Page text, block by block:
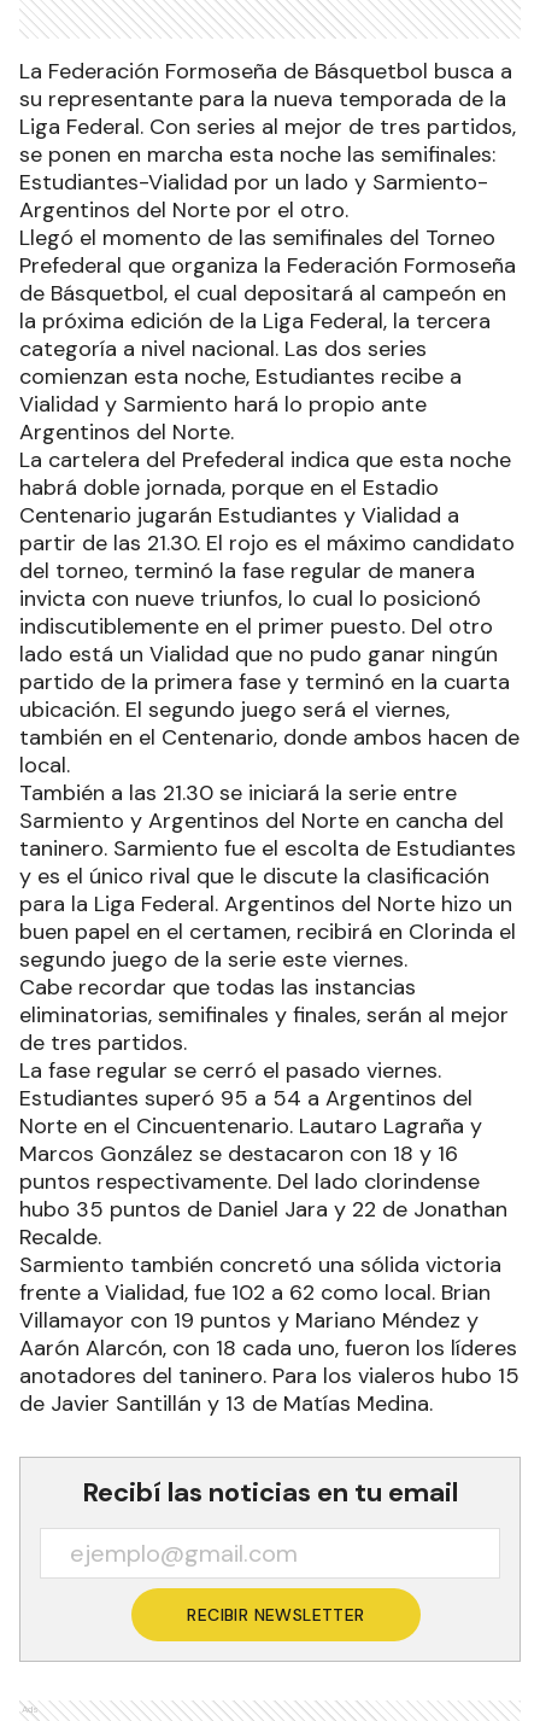
La Federación Formoseña de Básquetbol busca a
su representante para la nueva temporada de la
Liga Federal. Con series al mejor de tres partidos,
se ponen en marcha esta noche las semifinales:
Estudiantes-Vialidad por un lado y Sarmiento-
Argentinos del Norte por el otro.
Llegó el momento de las semifinales del Torneo
Prefederal que organiza la Federación Formoseña
de Básquetbol, el cual depositará al campeón en
la próxima edición de la Liga Federal, la tercera
categoría a nivel nacional. Las dos series
comienzan esta noche, Estudiantes recibe a
Vialidad y Sarmiento hará lo propio ante
Argentinos del Norte.
La cartelera del Prefederal indica que esta noche
habrá doble jornada, porque en el Estadio
Centenario jugarán Estudiantes y Vialidad a
partir de las 21.30. El rojo es el máximo candidato
del torneo, terminó la fase regular de manera
invicta con nueve triunfos, lo cual lo posicionó
indiscutiblemente en el primer puesto. Del otro
lado está un Vialidad que no pudo ganar ningún
partido de la primera fase y terminó en la cuarta
ubicación. El segundo juego será el viernes,
también en el Centenario, donde ambos hacen de
local.
También a las 21.30 se iniciará la serie entre
Sarmiento y Argentinos del Norte en cancha del
taninero. Sarmiento fue el escolta de Estudiantes
y es el único rival que le discute la clasificación
para la Liga Federal. Argentinos del Norte hizo un
buen papel en el certamen, recibirá en Clorinda el
segundo juego de la serie este viernes.
Cabe recordar que todas las instancias
eliminatorias, semifinales y finales, serán al mejor
de tres partidos.
La fase regular se cerró el pasado viernes.
Estudiantes superó 95 a 54 a Argentinos del
Norte en el Cincuentenario. Lautaro Lagraña y
Marcos González se destacaron con 18 y 16
puntos respectivamente. Del lado clorindense
hubo 35 puntos de Daniel Jara y 22 de Jonathan
Recalde.
Sarmiento también concretó una sólida victoria
frente a Vialidad, fue 102 a 62 como local. Brian
Villamayor con 19 puntos y Mariano Méndez y
Aarón Alarcón, con 18 cada uno, fueron los líderes
anotadores del taninero. Para los vialeros hubo 15
de Javier Santillán y 13 de Matías Medina.
Recibí las noticias en tu email
RECIBIR NEWSLETTER
Ads